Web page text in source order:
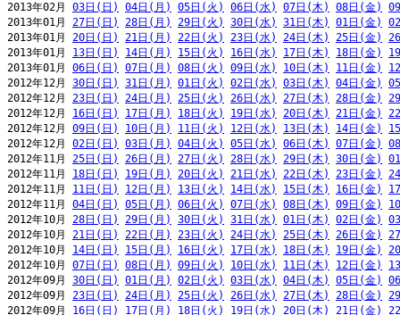
2013年02月 03日(日) 04日(月) 05日(火) 06日(水) 07日(木) 08日(金)
2013年01月 27日(日) 28日(月) 29日(火) 30日(水) 31日(木) 01日(金)
2013年01月 20日(日) 21日(月) 22日(火) 23日(水) 24日(木) 25日(金)
2013年01月 13日(日) 14日(月) 15日(火) 16日(水) 17日(木) 18日(金)
2013年01月 06日(日) 07日(月) 08日(火) 09日(水) 10日(木) 11日(金)
2012年12月 30日(日) 31日(月) 01日(火) 02日(水) 03日(木) 04日(金)
2012年12月 23日(日) 24日(月) 25日(火) 26日(水) 27日(木) 28日(金)
2012年12月 16日(日) 17日(月) 18日(火) 19日(水) 20日(木) 21日(金)
2012年12月 09日(日) 10日(月) 11日(火) 12日(水) 13日(木) 14日(金)
2012年12月 02日(日) 03日(月) 04日(火) 05日(水) 06日(木) 07日(金)
2012年11月 25日(日) 26日(月) 27日(火) 28日(水) 29日(木) 30日(金)
2012年11月 18日(日) 19日(月) 20日(火) 21日(水) 22日(木) 23日(金)
2012年11月 11日(日) 12日(月) 13日(火) 14日(水) 15日(木) 16日(金)
2012年11月 04日(日) 05日(月) 06日(火) 07日(水) 08日(木) 09日(金)
2012年10月 28日(日) 29日(月) 30日(火) 31日(水) 01日(木) 02日(金)
2012年10月 21日(日) 22日(月) 23日(火) 24日(水) 25日(木) 26日(金)
2012年10月 14日(日) 15日(月) 16日(火) 17日(水) 18日(木) 19日(金)
2012年10月 07日(日) 08日(月) 09日(火) 10日(水) 11日(木) 12日(金)
2012年09月 30日(日) 01日(月) 02日(火) 03日(水) 04日(木) 05日(金)
2012年09月 23日(日) 24日(月) 25日(火) 26日(水) 27日(木) 28日(金)
2012年09月 16日(日) 17日(月) 18日(火) 19日(水) 20日(木) 21日(金)